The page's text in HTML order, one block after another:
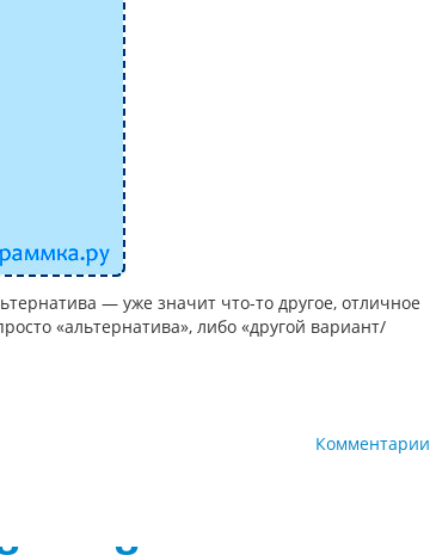
— уже значит что-то другое, отличное
«альтернатива», либо «другой вариант/
Комментарии